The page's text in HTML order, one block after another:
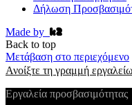
Δήλωση
Made by
Back to top
Μετάβαση στο περιεχόμενο
Ανοίξτε τη γραμμή
Εργαλεία προσβασιμότητας